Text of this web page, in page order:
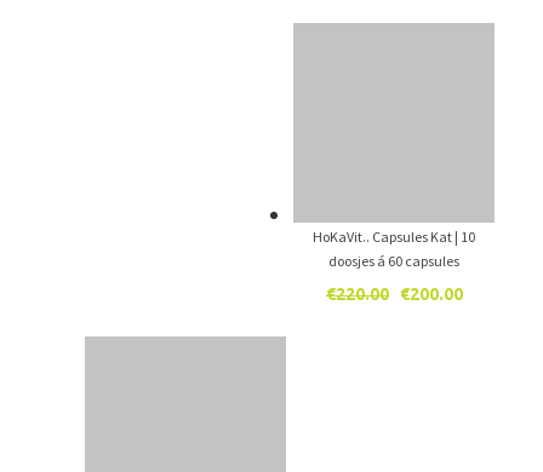
HoKaVit.. Capsules Kat | 10
doosjes á 60 capsules
€220.00
Oorspronkelijke
€200.00Huidige